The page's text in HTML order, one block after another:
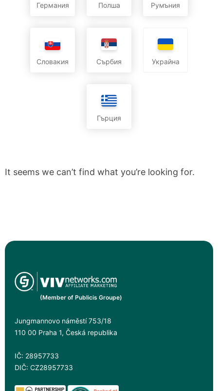
Германия Полша Румъния
Словакия Сърбия Украйна
Гърция
It seems we can’t find what you’re looking for.
(Member of Publicis Groupe)
Jungmannovo náměstí 753/18
110 00 Praha 1, Česká republika
IČ: 28957733
DIČ: CZ28957733